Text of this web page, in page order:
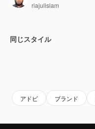
riajulislam
同じスタイル
アドビ ブランド